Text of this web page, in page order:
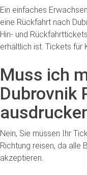
Ein einfaches
eine Rückfahrt nach
Hin- und
erhältlich ist. Tickets für
Muss ich
Dubrovnik
Nein, Sie müssen Ihr
Richtung reisen, da alle
akzeptieren.